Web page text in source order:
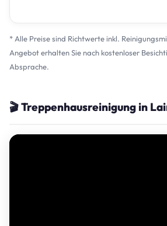
* Alle Preise sind Richtwerte inkl.
Angebot erhalten Sie nach kostenloser
Absprache.
🎬 Treppenhausreinigung in